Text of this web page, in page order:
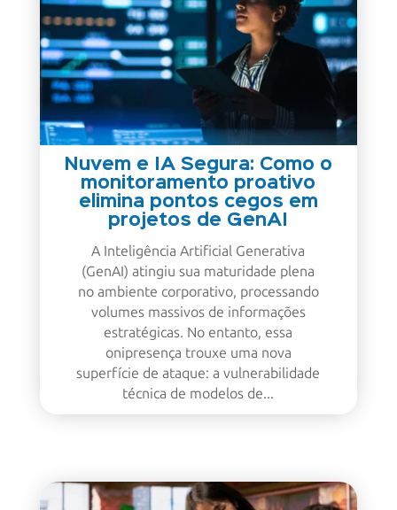
Nuvem e IA Segura: Como o
monitoramento proativo
elimina pontos cegos em
projetos de GenAI
A Inteligência Artificial Generativa
(GenAI) atingiu sua maturidade plena
no ambiente corporativo, processando
volumes massivos de informações
estratégicas. No entanto, essa
onipresença trouxe uma nova
superfície de ataque: a vulnerabilidade
técnica de modelos de...